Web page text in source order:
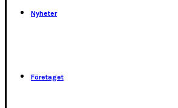
Nyheter
Företaget